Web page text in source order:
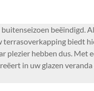
biedt
plezier hebben dus.
in uw glazen